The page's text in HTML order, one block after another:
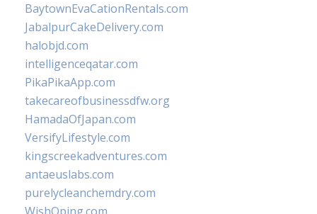
BaytownEvaCationRentals.com
JabalpurCakeDelivery.com
halobjd.com
intelligenceqatar.com
PikaPikaApp.com
takecareofbusinessdfw.org
HamadaOfJapan.com
VersifyLifestyle.com
kingscreekadventures.com
antaeuslabs.com
purelycleanchemdry.com